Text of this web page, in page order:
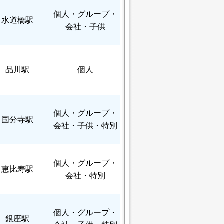
水道橋駅
個人
・グループ・
会社・子供
品川駅 個人
国分寺駅
個人
・グループ・
会社・子供・特別
恵比寿駅
個人
・グループ・
会社・特別
銀座駅
個人
・グループ・